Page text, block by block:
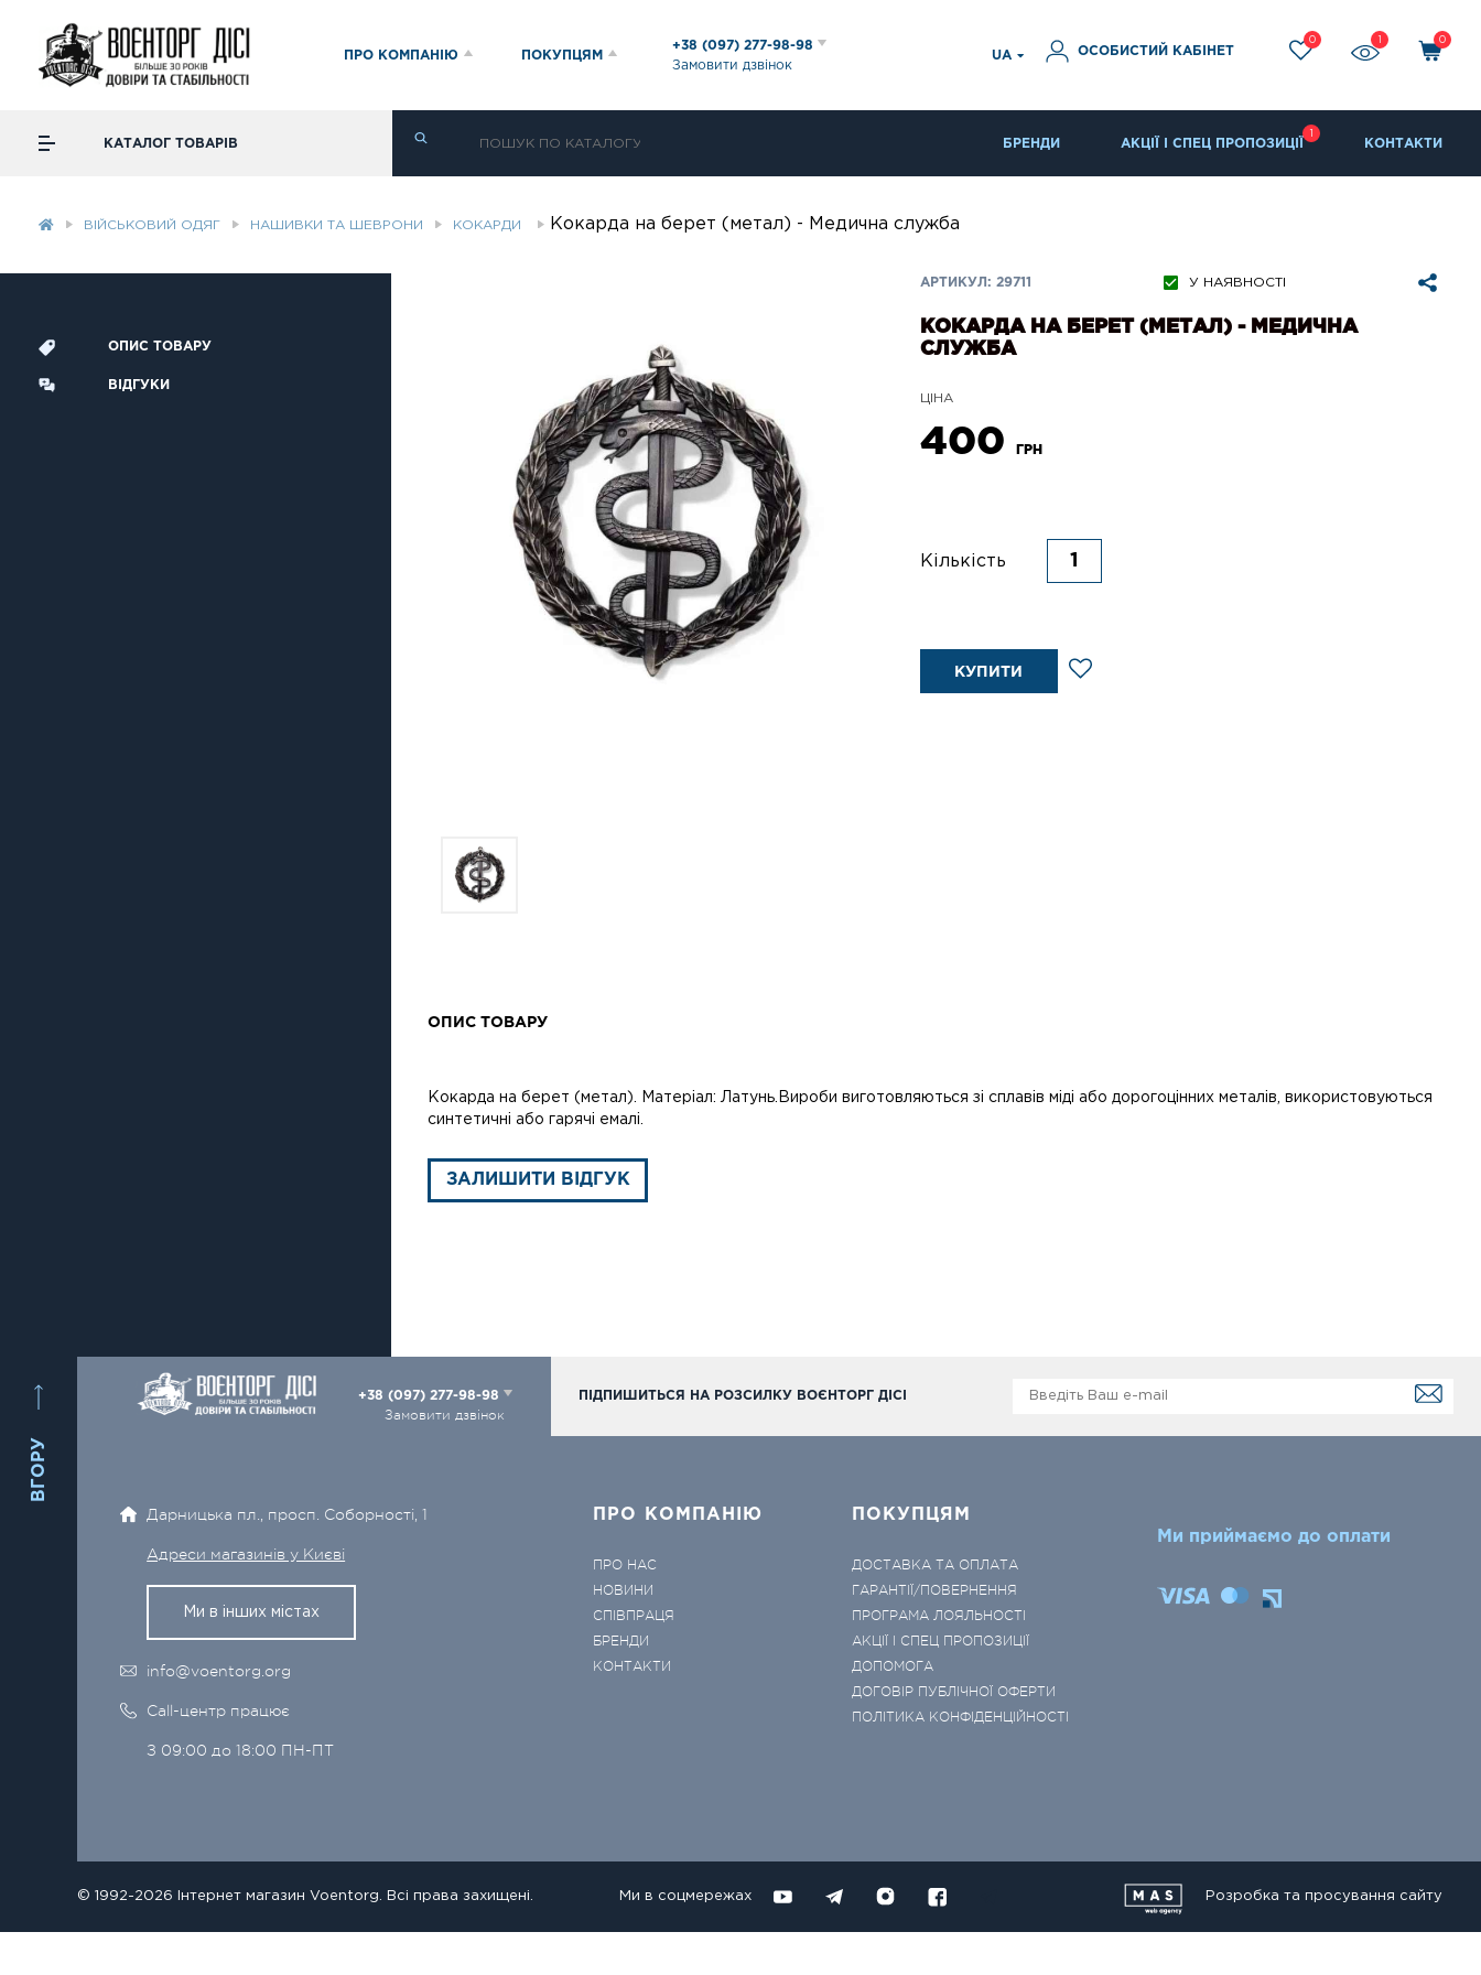
ПРО КОМПАНІЮ ПОКУПЦЯМ
+38 (097) 277-98-98
Замовити дзвінок
UA ОСОБИСТИЙ КАБІНЕТ
0 0
КАТАЛОГ ТОВАРІВ БРЕНДИ АКЦІЇ І СПЕЦ ПРОПОЗИЦІЇ КОНТАКТИ
ВІЙСЬКОВИЙ ОДЯГ НАШИВКИ ТА ШЕВРОНИ КОКАРДИ Кокарда на берет (метал) - Медична служба
ОПИС ТОВАРУ
ВІДГУКИ
АРТИКУЛ: 29711 У НАЯВНОСТІ
КОКАРДА НА БЕРЕТ (МЕТАЛ) - МЕДИЧНА
СЛУЖБА
ЦІНА
400 ГРН
Кількість
КУПИТИ
ОПИС ТОВАРУ
Кокарда на берет (метал). Матеріал: Латунь.Вироби виготовляються зі сплавів міді або дорогоцінних металів, використовуються
синтетичні або гарячі емалі.
ЗАЛИШИТИ ВІДГУК
ВГОРУ
+38 (097) 277-98-98
Замовити дзвінок
ПІДПИШИТЬСЯ НА РОЗСИЛКУ ВОЄНТОРГ ДІСІ
Дарницька пл., просп. Соборності, 1
Адреси магазинів у Києві
Ми в інших містах
info@voentorg.org
Call-центр працює
З 09:00 до 18:00 ПН-ПТ
ПРО КОМПАНІЮ
ПРО НАС
НОВИНИ
СПІВПРАЦЯ
БРЕНДИ
КОНТАКТИ
ПОКУПЦЯМ
ДОСТАВКА ТА ОПЛАТА
ГАРАНТІЇ/ПОВЕРНЕННЯ
ПРОГРАМА ЛОЯЛЬНОСТІ
АКЦІЇ І СПЕЦ ПРОПОЗИЦІЇ
ДОПОМОГА
ДОГОВІР ПУБЛІЧНОЇ ОФЕРТИ
ПОЛІТИКА КОНФІДЕНЦІЙНОСТІ
Ми приймаємо до оплати
© 1992-2026 Інтернет магазин Voentorg. Всі права захищені. Ми в соцмережах Розробка та просування сайту